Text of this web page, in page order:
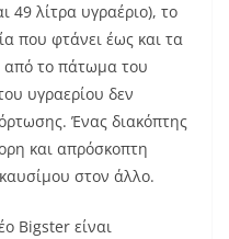
49 λίτρα υγραέριο), το
που φτάνει έως και τα
από το πάτωμα του
υγραερίου δεν
Ένας διακόπτης
και απρόσκοπτη
στον άλλο.
Bigster είναι